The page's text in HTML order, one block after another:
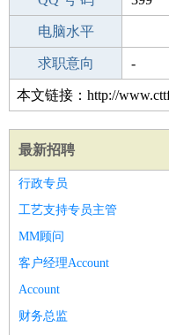
微信号码
电脑水平
外语水平
求职意向 -
本文链接：http://
最新招聘
行政专员
工艺支持专员主管
MM顾问
客户经理Account
Account
财务总监